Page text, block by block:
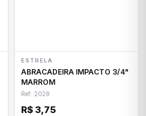
ESTRELA
ABRACADEIRA IMPACTO 3/4"
MARROM
Ref: 2028
R$ 3,75